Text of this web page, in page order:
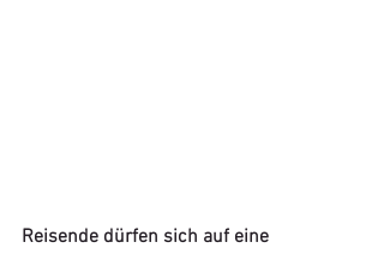
Reisende dürfen sich auf eine